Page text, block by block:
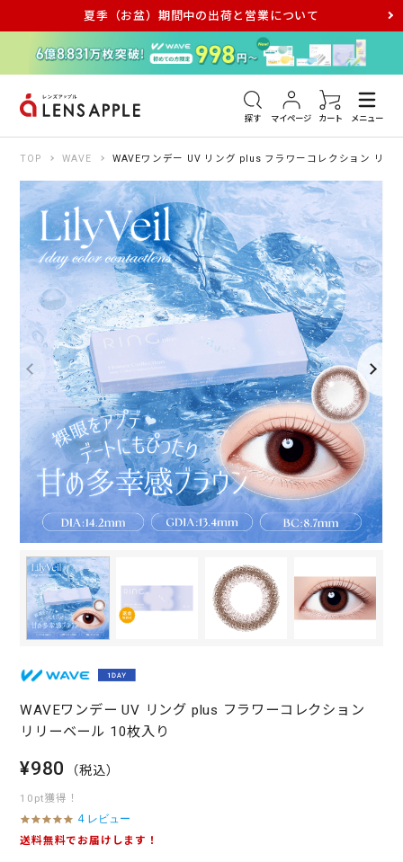
夏季（お盆）期間中の出荷と営業について
探す マイページ カート メニュー
アキュビュー メダリスト メガネ
TOP WAVE WAVEワンデー UV リング plus フラワーコレクション リリ
WAVEワンデー UV リング plus フラワーコレクション
リリーベール 10枚入り
¥980 （税込）
10pt獲得！
4
.
4 レビュー
送料無料でお届けします！